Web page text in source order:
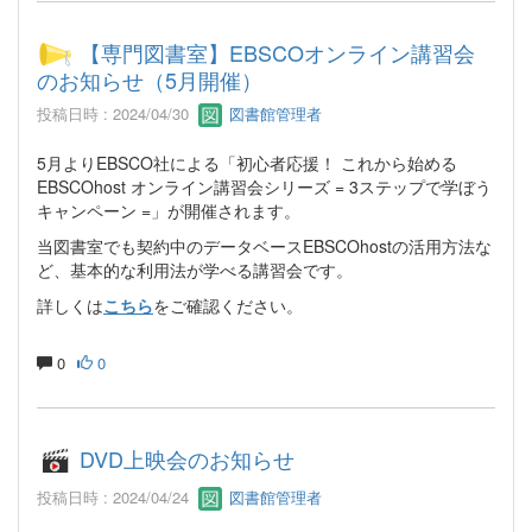
【専門図書室】EBSCOオンライン講習会
のお知らせ（5月開催）
投稿日時 : 2024/04/30 図書館管理者
5月よりEBSCO社による「初心者応援！ これから始める
EBSCOhost オンライン講習会シリーズ = 3ステップで学ぼう
キャンペーン =」が開催されます。
当図書室でも契約中のデータベースEBSCOhostの活用方法な
ど、基本的な利用法が学べる講習会です。
詳しくはこちらをご確認ください。
0 0
DVD上映会のお知らせ
投稿日時 : 2024/04/24 図書館管理者